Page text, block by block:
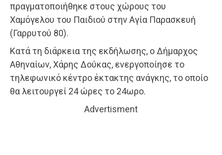
πραγματοποιήθηκε στους χώρους του
Χαμόγελου του Παιδιού στην Αγία Παρασκευή
(Γαρρυτού 80).
Κατά τη διάρκεια της εκδήλωσης, ο Δήμαρχος
Αθηναίων, Χάρης Δούκας, ενεργοποίησε το
τηλεφωνικό κέντρο έκτακτης ανάγκης, το οποίο
θα λειτουργεί 24 ώρες το 24ωρο.
Advertisment